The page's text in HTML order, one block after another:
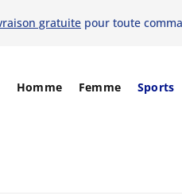
gratuite pour toute
Homme Femme Sports